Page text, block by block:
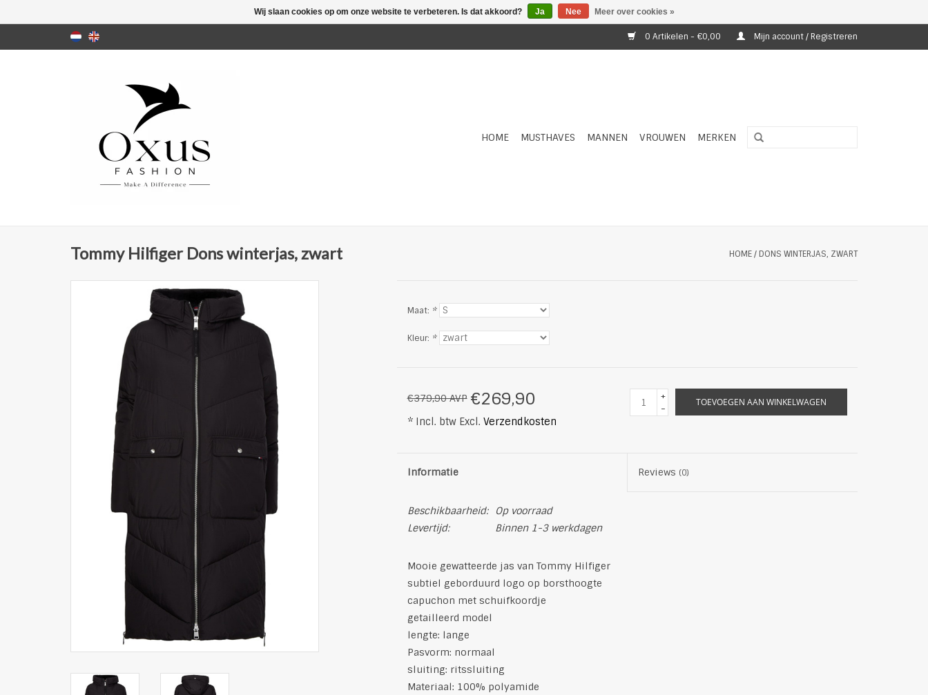
0 Artikelen - €0,00 Mijn account / Registreren
HOME MUSTHAVES MANNEN VROUWEN MERKEN
Tommy Hilfiger Dons winterjas, zwart HOME/ DONS WINTERJAS, ZWART
Maat: *
Kleur: *
€379,90 AVP €269,90
* Incl. btw Excl. Verzendkosten
+
-
TOEVOEGEN AAN WINKELWAGEN
Informatie Reviews (0)
Beschikbaarheid:
Op voorraad
Levertijd:
Binnen 1-3 werkdagen
Mooie gewatteerde jas van Tommy Hilfiger
subtiel geborduurd logo op borsthoogte
capuchon met schuifkoordje
getailleerd model
lengte: lange
Pasvorm: normaal
sluiting: ritssluiting
Materiaal: 100% polyamide
Wij slaan cookies op om onze website te verbeteren. Is dat akkoord? Ja Nee Meer over cookies »